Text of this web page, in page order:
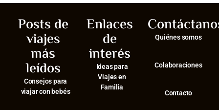
Posts de
viajes
más
leídos
Consejos para
viajar con bebés
Enlaces
de
interés
Ideas para
Viajes en
Familia
Quiénes somos
Colaboraciones
Contacto